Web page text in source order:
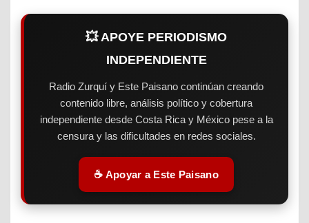
💥 APOYE PERIODISMO
INDEPENDIENTE
Radio Zurquí y Este Paisano continúan creando
contenido libre, análisis político y cobertura
independiente desde Costa Rica y México pese a la
censura y las dificultades en redes sociales.
☕ Apoyar a Este Paisano